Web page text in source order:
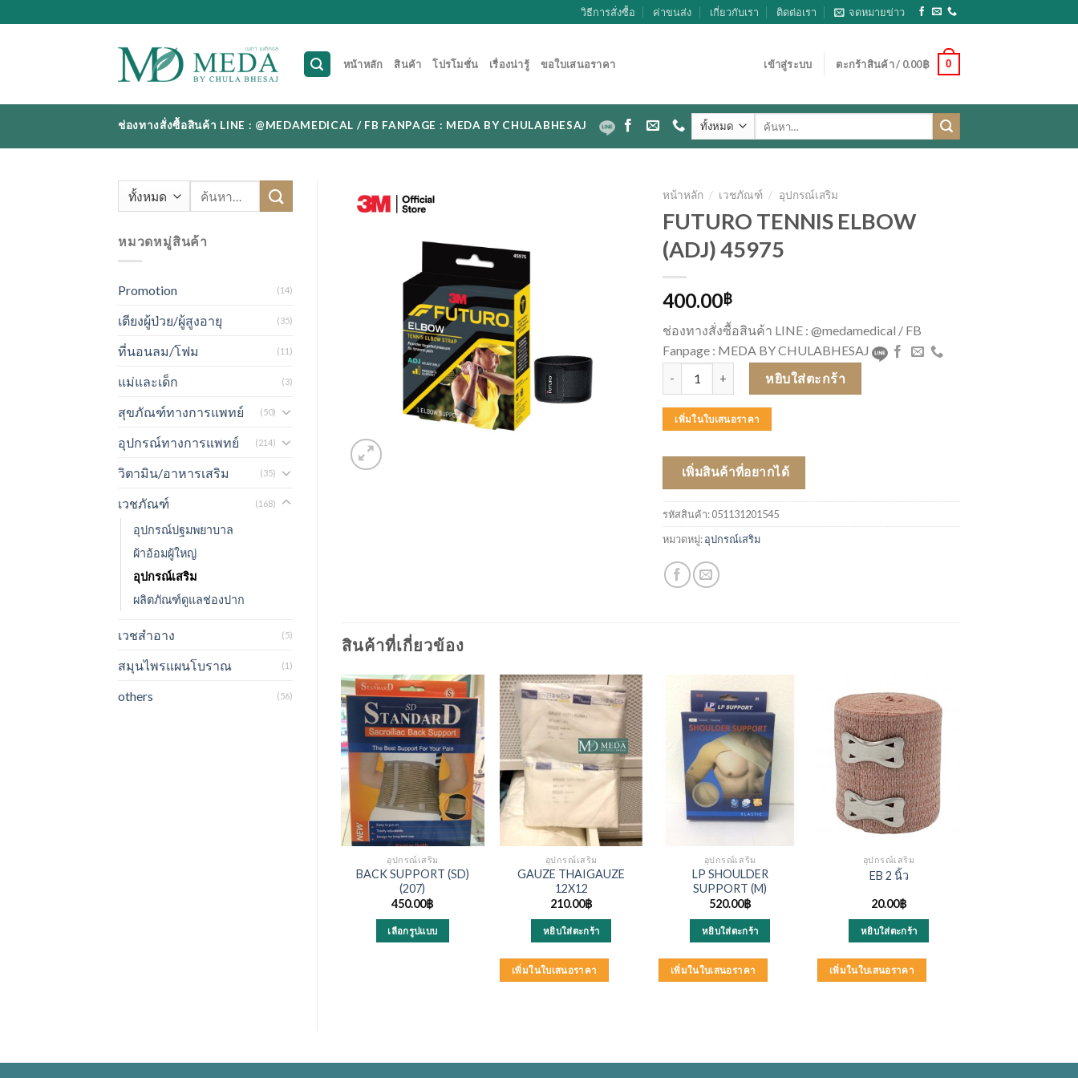
to
วิธีการสั่งซื้อ ค่าขนส่ง เกี่ยวกับเรา ติดต่อเรา จดหมายข่าว
หน้าหลัก สินค้า โปรโมชั่น เรื่องน่ารู้ ขอใบเสนอราคา เข้าสู่ระบบ ตะกร้าสินค้า / 0.00฿ 0
ช่องทางสั่งซื้อสินค้า LINE : @MEDAMEDICAL / FB FANPAGE : MEDA BY CHULABHESAJ ค้นหา:
ค้นหา:
หมวดหมู่สินค้า
Promotion (14)
เตียงผู้ป่วย/ผู้สูงอายุ (35)
ที่นอนลม/โฟม (11)
แม่และเด็ก (3)
สุขภัณฑ์ทางการแพทย์ (50)
อุปกรณ์ทางการแพทย์ (214)
วิตามิน/อาหารเสริม (35)
เวชภัณฑ์ (168)
อุปกรณ์ปฐมพยาบาล
ผ้าอ้อมผู้ใหญ่
อุปกรณ์เสริม
ผลิตภัณฑ์ดูแลช่องปาก
เวชสำอาง (5)
สมุนไพรแผนโบราณ (1)
others (56)
หน้าหลัก / เวชภัณฑ์ / อุปกรณ์เสริม
FUTURO TENNIS ELBOW
(ADJ) 45975
400.00฿
ช่องทางสั่งซื้อสินค้า LINE : @medamedical / FB
Fanpage : MEDA BY CHULABHESAJ
จำนวน FUTURO TENNIS ELBOW (ADJ) 45975 ชิ้น
หยิบใส่ตะกร้า
เพิ่มในใบเสนอราคา
เพิ่มสินค้าที่อยากได้
รหัสสินค้า:051131201545
หมวดหมู่:อุปกรณ์เสริม
สินค้าที่เกี่ยวข้อง
อุปกรณ์เสริม
BACK SUPPORT (SD)
(207)
450.00฿
เลือกรูปแบบ
options
อุปกรณ์เสริม
GAUZE THAIGAUZE
12X12
210.00฿
หยิบใส่ตะกร้า
เพิ่มในใบเสนอราคา
อุปกรณ์เสริม
LP SHOULDER
SUPPORT (M)
520.00฿
หยิบใส่ตะกร้า
เพิ่มในใบเสนอราคา
อุปกรณ์เสริม
EB 2 นิ้ว
20.00฿
หยิบใส่ตะกร้า
เพิ่มในใบเสนอราคา